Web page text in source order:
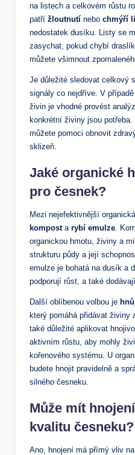
na listech a celkovém růstu
patří žloutnutí nebo chmýří
nedostatek dusíku. Listy se
zasychat, pokud chybí
můžete všimnout
Je důležité sledovat celkový
signály co nejdříve. V
živin je vhodné provést
konkrétní živiny jsou
můžete pomoci obnovit
sklizeň.
Jaké organické
pro česnek?
Mezi nejefektivnější
komposta rybí emulze .
organickou hmotu, živiny a
strukturu půdy a její
emulze je bohatá na dusík a
podporují růst, a také
Další oblíbenou volbou je
který pomáhá přidávat živiny
také důležité aplikovat
aktivním růstu, aby mohly
kořenového systému. U
budete hnojit pravidelně a
silného česneku.
Může mít
kvalitu česneku?
Ano, hnojení má přímý vliv